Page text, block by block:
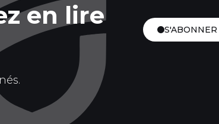
en lire
S'ABONNER